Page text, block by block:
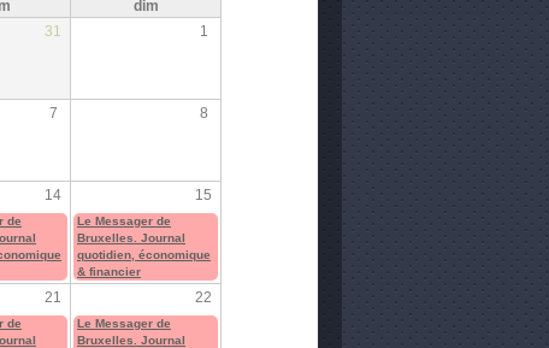
dim
31 1
7 8
14 15
de
Le Messager de
Bruxelles. Journal
quotidien, économique
& financier
21 22
de
Le Messager de
Bruxelles. Journal